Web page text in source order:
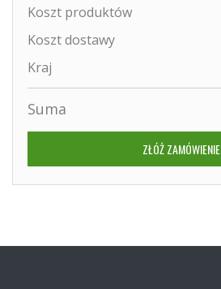
Koszt produktów
Koszt dostawy
Kraj
Suma
ZŁÓŻ ZAMÓWIENIE